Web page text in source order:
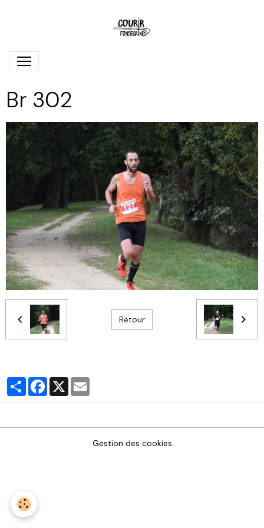
Br 302
Retour
PartagerFacebook
X
Gestion des cookies